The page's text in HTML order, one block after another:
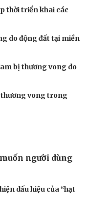
thời triển khai các
do động đất tại miền
bị thương vong do
thương vong trong